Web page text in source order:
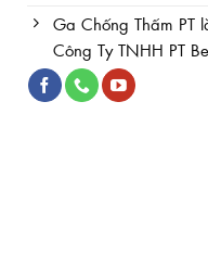
Ga Chống Thấm PT
Công Ty TNHH PT